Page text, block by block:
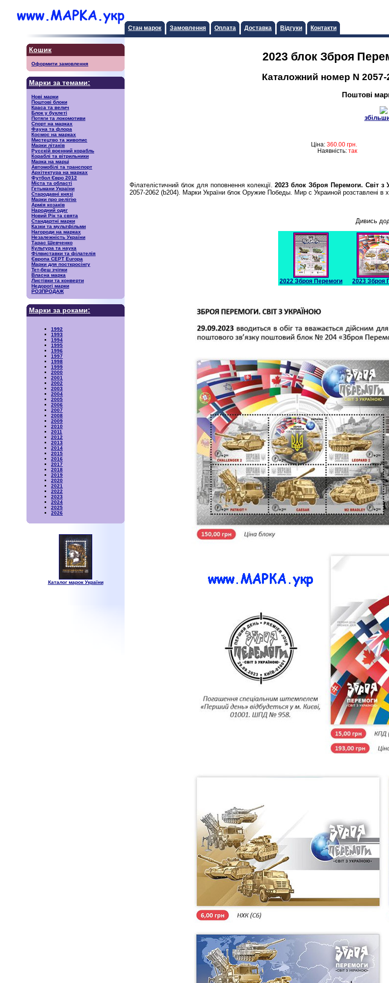
Стан марок Замовлення Оплата Доставка Відгуки Контакти
Кошик
Оформити замовлення
Марки за темами:
Нові марки
Поштові блоки
Краса та велич
Блок у буклеті
Потяги та локомотиви
Спорт на марках
Фауна та флора
Космос на марках
Мистецтво та живопис
Марки літаків
Русскiй воєнний корабль
Кораблі та вітрильники
Марка на марці
Автомобілі та транспорт
Архітектура на марках
Футбол Євро 2012
Міста та області
Гетьмани України
Стародавні князі
Марки про релігію
Армія козаків
Народний одяг
Новий Рік та свята
Стандартні марки
Казки та мультфільми
Нагороди на марках
Незалежність України
Тарас Шевченко
Культура та наука
Філвиставки та філателія
Європа CEPT Europa
Марки для посткросінгу
Тет-беш зчіпки
Власна марка
Листівки та конверти
Недорогі марки
РОЗПРОДАЖ
Марки за роками:
1992
1993
1994
1995
1996
1997
1998
1999
2000
2001
2002
2003
2004
2005
2006
2007
2008
2009
2010
2011
2012
2013
2014
2015
2016
2017
2018
2019
2020
2021
2022
2023
2024
2025
2026
Каталог марок України
2023 блок Зброя
Каталожний номер N 2057-
Поштові
Ціна: 360.00 грн.
Наявність: так
Філателістичний блок для поповнення колекції.2023 блок Зброя Перемоги. Свiт з
2057-2062 (b204). Марки України блок Оружие Победы. Мир с Украиной розставлені в
Дивись
2022 Зброя Перемоги 2023 Зброя